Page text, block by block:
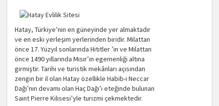
Hatay, Türkiye’nin en güneyinde yer almaktadır
ve en eski yerleşim yerlerinden biridir. Milattan
önce 17. Yüzyıl sonlarında Hititler ’in ve Milattan
önce 1490 yıllarında Mısır’ın egemenliği altına
girmiştir. Tarihi ve turistik mekânları açısından
zengin bir il olan Hatay özellikle Habib-i Neccar
Dağı’nın devamı olan Haç Dağı’ı eteğinde bulunan
Saint Pierre Kilisesi’yle turizmi çekmektedir.